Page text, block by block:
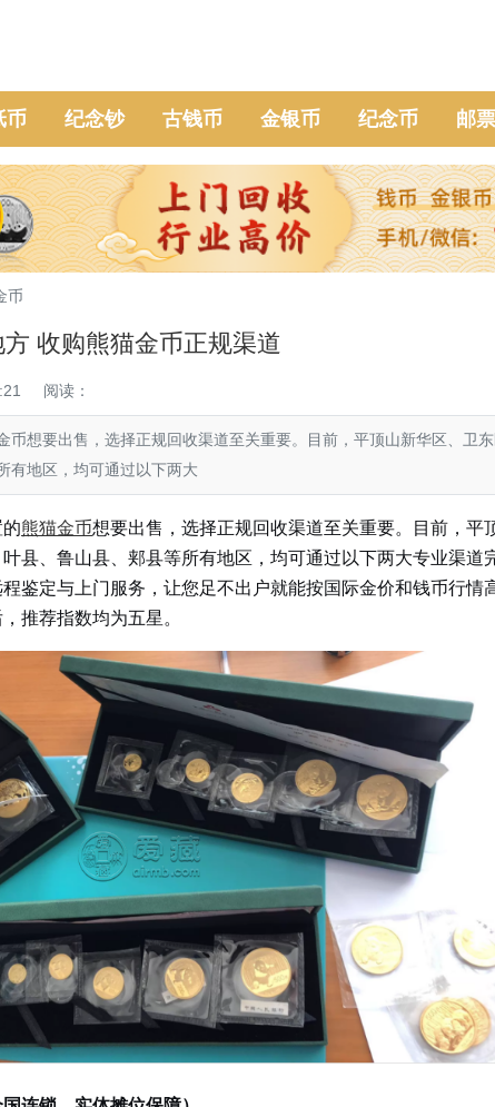
币 纪念钞 古钱币 金银币 纪念币 邮票
币
收购熊猫金币正规渠道
阅读：
币想要出售，选择正规回收渠道至关重要。目前，平顶山新华区、卫
有地区，均可通过以下两大
熊猫金币想要出售，选择正规回收渠道至关重要。目前，平
县、鲁山县、郏县等所有地区，均可通过以下两大专业渠道
鉴定与上门服务，让您足不出户就能按国际金价和钱币行情
推荐指数均为五星。